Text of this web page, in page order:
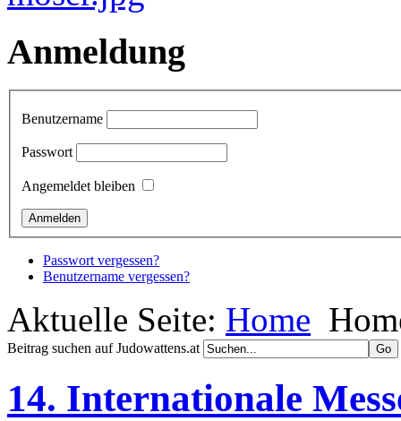
Anmeldung
Benutzername
Passwort
Angemeldet bleiben
Passwort vergessen?
Benutzername vergessen?
Aktuelle Seite: Home
Beitrag suchen auf Judowattens.at
14. Internationale